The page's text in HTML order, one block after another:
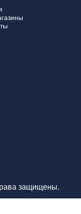
защищены.